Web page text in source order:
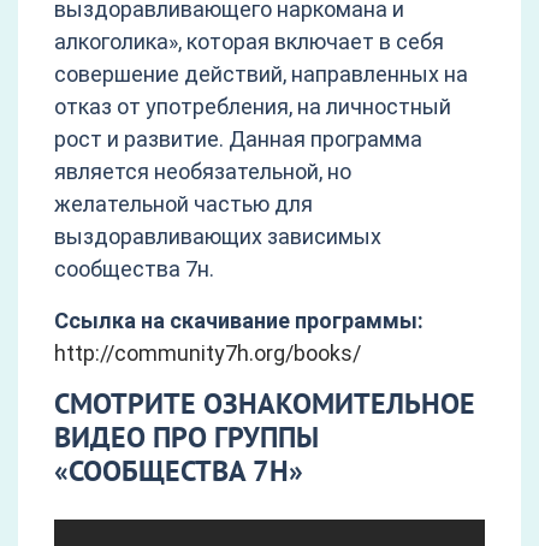
выздоравливающего наркомана и
алкоголика», которая включает в себя
совершение действий, направленных на
отказ от употребления, на личностный
рост и развитие. Данная программа
является необязательной, но
желательной частью для
выздоравливающих зависимых
сообщества 7н.
Ссылка на скачивание программы:
http://community7h.org/books/
СМОТРИТЕ ОЗНАКОМИТЕЛЬНОЕ
ВИДЕО ПРО ГРУППЫ
«СООБЩЕСТВА 7Н»